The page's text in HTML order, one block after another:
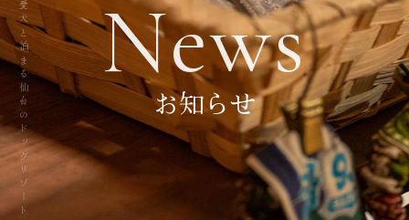
News
お知らせ